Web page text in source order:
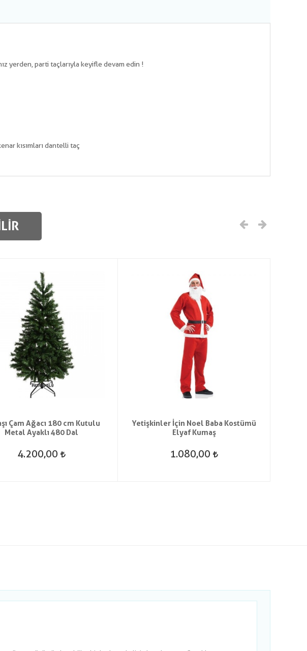
yerden, parti taçlarıyla keyifle devam edin !
kısımları dantelli taç
Çam Ağacı 180 cm Kutulu
Metal Ayaklı 480 Dal
4.200,00
Yetişkinler İçin Noel Baba Kostümü
Elyaf Kumaş
1.080,00